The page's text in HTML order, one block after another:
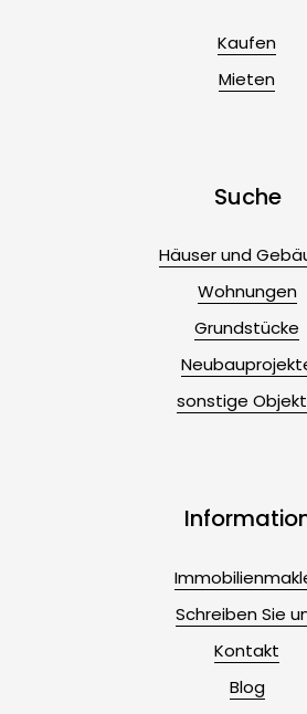
Kaufen
Mieten
Suche
Häuser und
Wohnungen
Grundstücke
sonstige
Schreiben Sie
Kontakt
Blog